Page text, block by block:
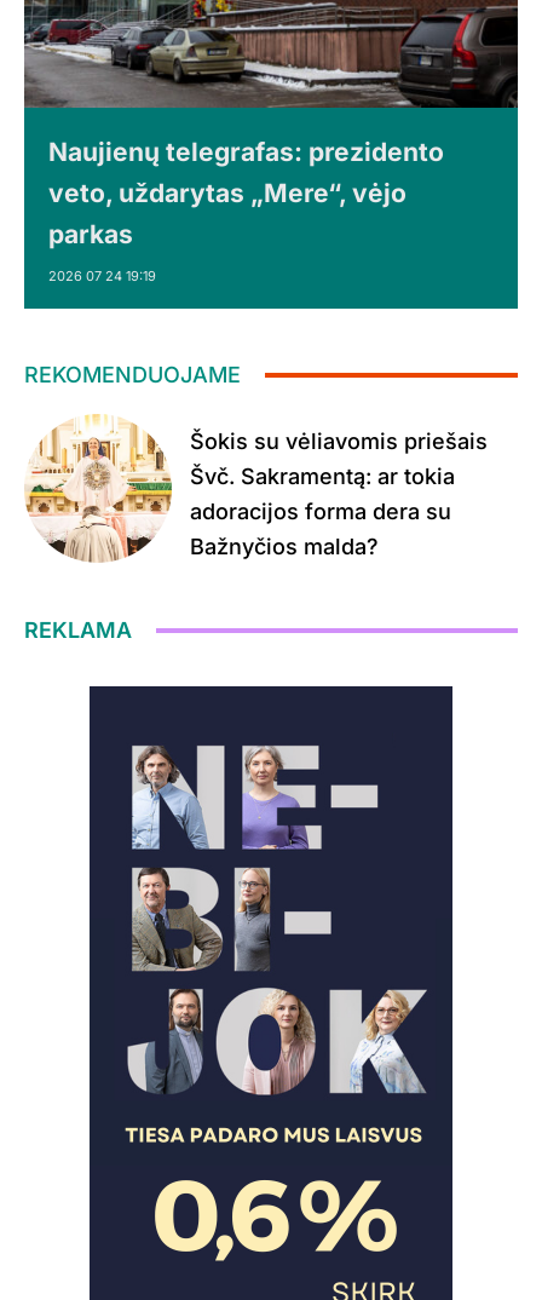
Naujienų telegrafas: prezidento
veto, uždarytas „Mere“, vėjo
parkas
2026 07 24 19:19
REKOMENDUOJAME
Šokis su vėliavomis priešais
Švč. Sakramentą: ar tokia
adoracijos forma dera su
Bažnyčios malda?
REKLAMA